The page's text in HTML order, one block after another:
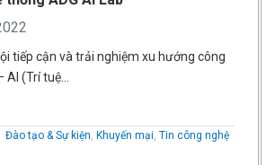
tiếp cận và trải nghiệm xu hướng công
AI (Trí tuệ…
Đào tạo & Sự kiện, Khuyến mại, Tin công nghệ